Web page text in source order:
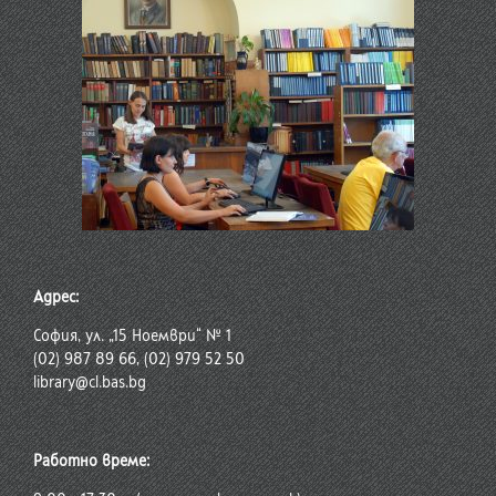
Адрес:
София, ул. „15 Ноември“ № 1
(02) 987 89 66, (02) 979 52 50
library@cl.bas.bg
Работно време: